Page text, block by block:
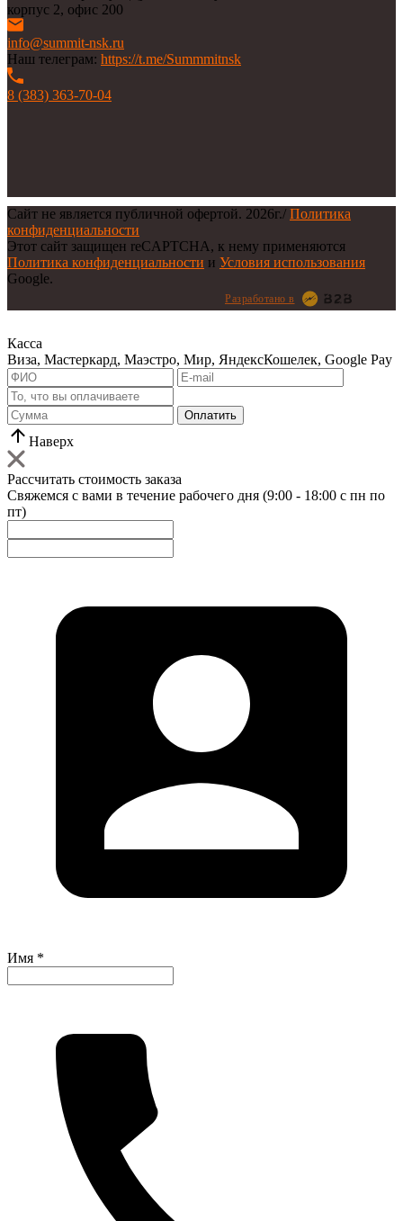
корпус 2, офис 200
info@summit-nsk.ru
Наш телеграм: https://t.me/Summmitnsk
8 (383) 363-70-04
Сайт не является публичной офертой. 2026г./ Политика
конфиденциальности
Этот сайт защищен reCAPTCHA, к нему применяются
Политика конфиденциальности и Условия использования
Google.
Разработано в
Касса
Виза, Мастеркард, Маэстро, Мир, ЯндексКошелек, Google Pay
Оплатить
Наверх
Рассчитать стоимость заказа
Свяжемся с вами в течение рабочего дня (9:00 - 18:00 с пн по
пт)
Имя *